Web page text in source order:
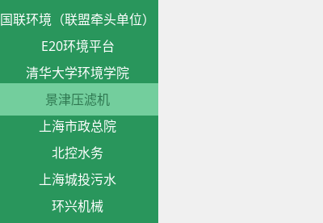
国联环境（联盟牵头单位）
E20环境平台
清华大学环境学院
景津压滤机
上海市政总院
北控水务
上海城投污水
环兴机械